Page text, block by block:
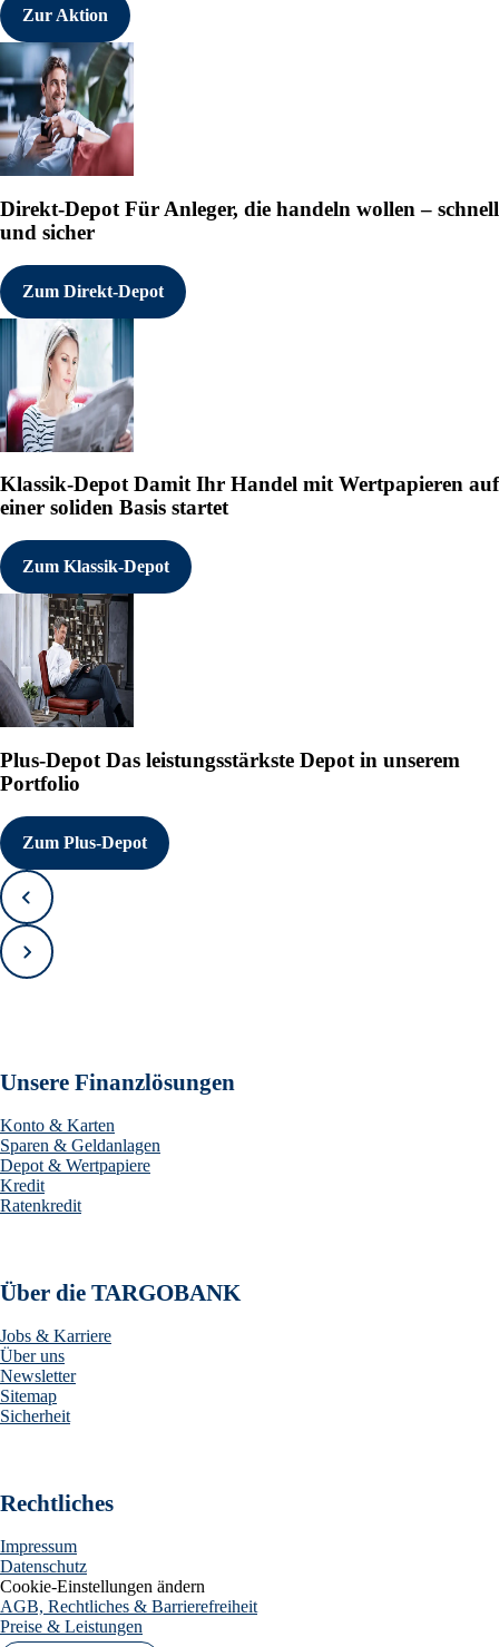
Zur Aktion
Direkt-Depot Für Anleger, die handeln wollen – schnell
und sicher
Zum Direkt-Depot
Klassik-DepotDamit Ihr Handel mit Wertpapieren auf
einer soliden Basis startet
Zum Klassik-Depot
Plus-Depot Das leistungsstärkste Depot in unserem
Portfolio
Zum Plus-Depot
Zurück
Vorwärts
Unsere Finanzlösungen
Konto & Karten
Sparen & Geldanlagen
Depot & Wertpapiere
Kredit
Ratenkredit
Über die TARGOBANK
Jobs & Karriere
Über uns
Newsletter
Sitemap
Sicherheit
Rechtliches
Impressum
Datenschutz
Cookie-Einstellungen ändern
AGB, Rechtliches & Barrierefreiheit
Preise & Leistungen